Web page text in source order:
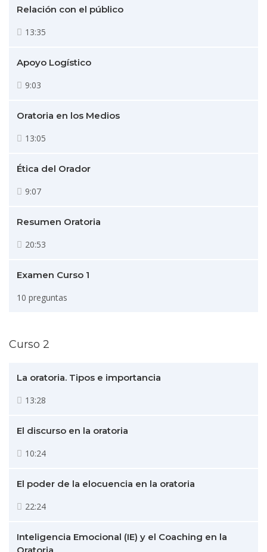
Relación con el público
13:35
Apoyo Logístico
9:03
Oratoria en los Medios
13:05
Ética del Orador
9:07
Resumen Oratoria
20:53
Examen Curso 1
10 preguntas
Curso 2
La oratoria. Tipos e importancia
13:28
El discurso en la oratoria
10:24
El poder de la elocuencia en la oratoria
22:24
Inteligencia Emocional (IE) y el Coaching en la